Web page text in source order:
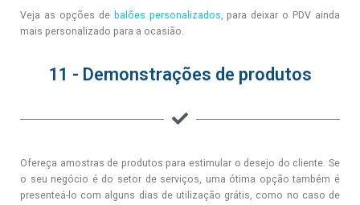
Veja as opções de balões personalizados, para deixar o PDV ainda
mais personalizado para a ocasião.
11 - Demonstrações de produtos
Ofereça amostras de produtos para estimular o desejo do cliente. Se
o seu negócio é do setor de serviços, uma ótima opção também é
presenteá-lo com alguns dias de utilização grátis, como no caso de